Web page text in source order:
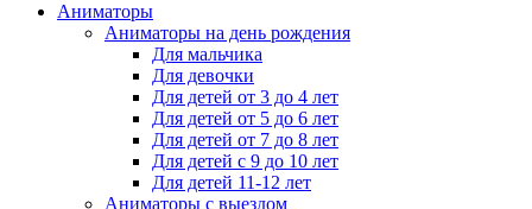
Аниматоры
Аниматоры на день рождения
Для мальчика
Для девочки
Для детей от 3 до 4 лет
Для детей от 5 до 6 лет
Для детей от 7 до 8 лет
Для детей с 9 до 10 лет
Для детей 11-12 лет
Аниматоры с выездом